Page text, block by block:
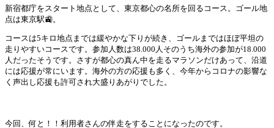
新宿都庁をスタート地点として、東京都心の名所を回るコース。ゴール地
点は東京駅🚉。
コースは5キロ地点までは緩やかな下りが続き、ゴールまではほぼ平坦の
走りやすいコースです。参加人数は38.000人そのうち海外の参加が18.000
人だったそうです。さすが都心の真ん中を走るマラソンだけあって、沿道
には応援が常にいます。海外の方の応援も多く、今年からコロナの影響な
く声出し応援も許可され大盛りあがりでした。
今回、何と！！利用者さんの伴走をすることになったのです。